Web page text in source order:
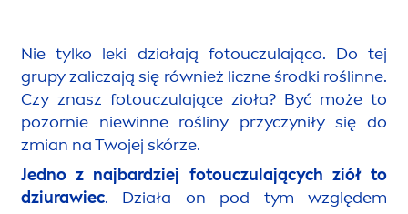
Nie tylko leki działają fotouczulająco. Do tej
grupy zaliczają się również liczne środki roślinne.
Czy znasz fotouczulające zioła? Być może to
pozornie niewinne rośliny przyczyniły się do
zmian na Twojej skórze.
Jedno z najbardziej fotouczulających ziół to
dziurawiec. Działa on pod tym względem